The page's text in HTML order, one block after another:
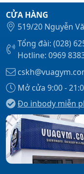
CỬA HÀNG
519/20 Nguyễn
Tổng đài: (028)
Hotline: 0969
Mở cửa 9:00 -
Đo inbody miễn